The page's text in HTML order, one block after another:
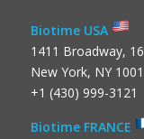
Biotime USA
1411 Broadway,
New York, NY
+1 (430) 999-3121
Biotime FRANCE